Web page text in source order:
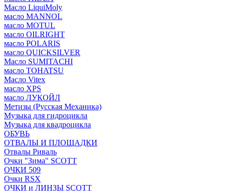
Масло LiquiMoly
масло MANNOL
масло MOTUL
масло OILRIGHT
масло POLARIS
масло QUICKSILVER
Масло SUMITACHI
масло TOHATSU
Масло Vitex
масло XPS
масло ЛУКОЙЛ
Метизы (Русская Механика)
Музыка для гидроцикла
Музыка для квадроцикла
ОБУВЬ
ОТВАЛЫ И ПЛОЩАДКИ
Отвалы Риваль
Очки "Зима" SCOTT
ОЧКИ 509
Очки RSX
ОЧКИ и ЛИНЗЫ SCOTT